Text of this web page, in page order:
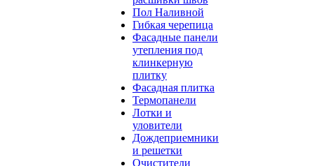
Пол Наливной
Гибкая черепица
Фасадные панели
утепления под
клинкерную
плитку
Фасадная плитка
Термопанели
Лотки и
уловители
Дождеприемники
и решетки
Очистители